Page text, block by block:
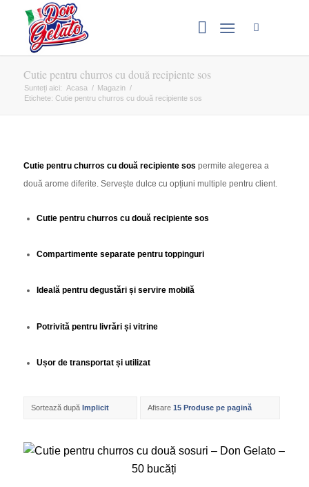
Cutie pentru churros cu două recipiente sos
Sunteți aici: Acasa / Magazin /
Etichete: Cutie pentru churros cu două recipiente sos
Cutie pentru churros cu două recipiente sos permite alegerea a
două arome diferite. Servește dulce cu opțiuni multiple pentru client.
Cutie pentru churros cu două recipiente sos
Compartimente separate pentru toppinguri
Ideală pentru degustări și servire mobilă
Potrivită pentru livrări și vitrine
Ușor de transportat și utilizat
Sortează după Implicit Afisare 15 Produse pe pagină